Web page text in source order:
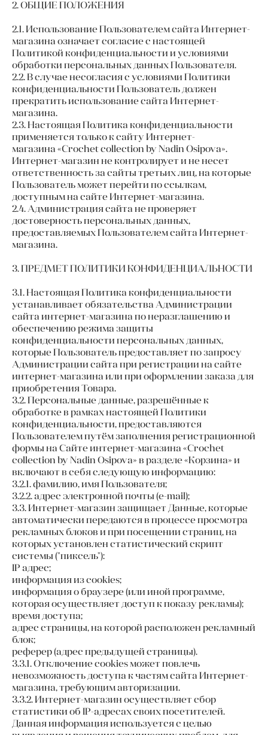
2. ОБЩИЕ ПОЛОЖЕНИЯ
2.1. Использование Пользователем сайта Интернет-
магазина означает согласие с настоящей
Политикой конфиденциальности и условиями
обработки персональных данных Пользователя.
2.2. В случае несогласия с условиями Политики
конфиденциальности Пользователь должен
прекратить использование сайта Интернет-
магазина.
2.3. Настоящая Политика конфиденциальности
применяется только к сайту Интернет-
магазина «Crochet collection by Nadin Osipova».
Интернет-магазин не контролирует и не несет
ответственность за сайты третьих лиц, на которые
Пользователь может перейти по ссылкам,
доступным на сайте Интернет-магазина.
2.4. Администрация сайта не проверяет
достоверность персональных данных,
предоставляемых Пользователем сайта Интернет-
магазина.
3. ПРЕДМЕТ ПОЛИТИКИ КОНФИДЕНЦИАЛЬНОСТИ
3.1. Настоящая Политика конфиденциальности
устанавливает обязательства Администрации
сайта интернет-магазина по неразглашению и
обеспечению режима защиты
конфиденциальности персональных данных,
которые Пользователь предоставляет по запросу
Администрации сайта при регистрации на сайте
интернет-магазина или при оформлении заказа для
приобретения Товара.
3.2. Персональные данные, разрешённые к
обработке в рамках настоящей Политики
конфиденциальности, предоставляются
Пользователем путём заполнения регистрационной
формы на Сайте интернет-магазина «Crochet
collection by Nadin Osipova» в разделе «Корзина» и
включают в себя следующую информацию:
3.2.1. фамилию, имя Пользователя;
3.2.2. адрес электронной почты (e-mail);
3.3. Интернет-магазин защищает Данные, которые
автоматически передаются в процессе просмотра
рекламных блоков и при посещении страниц, на
которых установлен статистический скрипт
системы ("пиксель"):
IP адрес;
информация из cookies;
информация о браузере (или иной программе,
которая осуществляет доступ к показу рекламы);
время доступа;
адрес страницы, на которой расположен рекламный
блок;
реферер (адрес предыдущей страницы).
3.3.1. Отключение cookies может повлечь
невозможность доступа к частям сайта Интернет-
магазина, требующим авторизации.
3.3.2. Интернет-магазин осуществляет сбор
статистики об IP-адресах своих посетителей.
Данная информация используется с целью